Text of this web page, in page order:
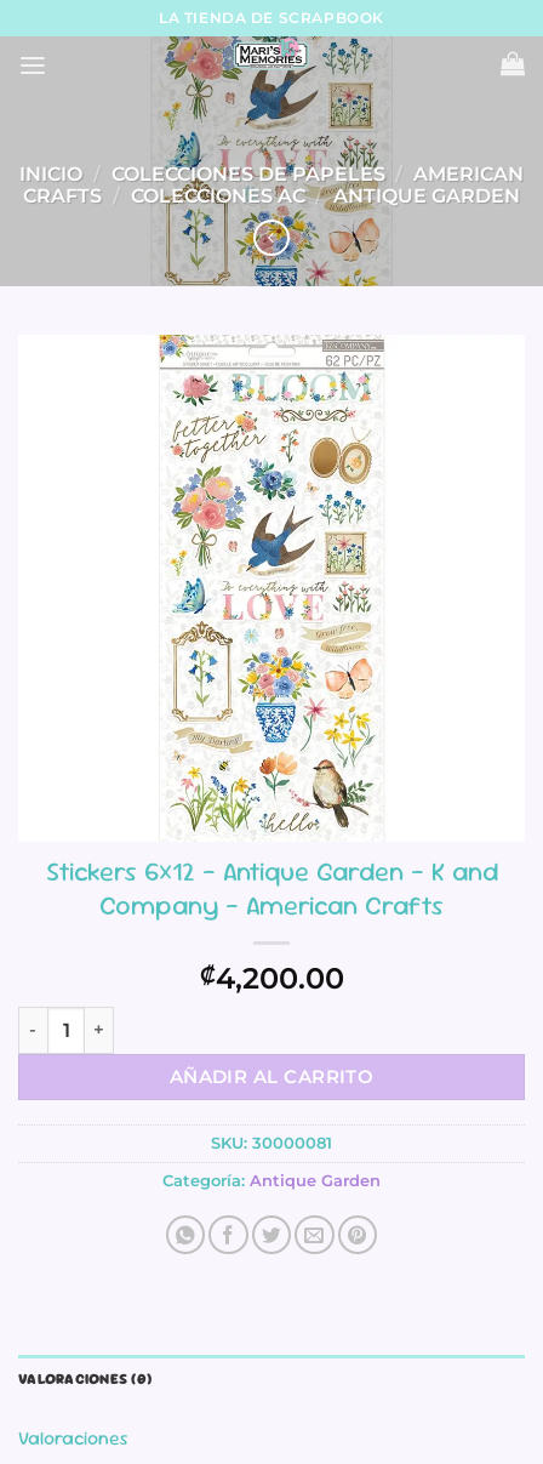
to
content
LA TIENDA DE SCRAPBOOK
INICIO / COLECCIONES DE PAPELES / AMERICAN
CRAFTS / COLECCIONES AC / ANTIQUE GARDEN
Stickers 6×12 – Antique Garden – K and
Company – American Crafts
₡4,200.00
Stickers 6x12 - Antique Garden - K and Company -
AÑADIR AL CARRITO
SKU: 30000081
Categoría: Antique Garden
VALORACIONES (0)
Valoraciones